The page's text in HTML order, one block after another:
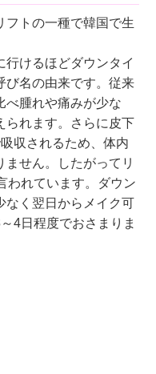
フトの一種で韓国で生
行けるほどダウンタイ
び名の由来です。従来
べ腫れや痛みが少な
られます。さらに皮下
収されるため、体内
せん。したがってリ
われています。ダウン
なく翌日からメイク可
4日程度でおさまりま